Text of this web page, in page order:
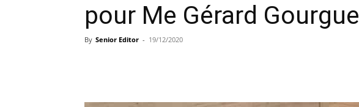
pour Me Gérard Gourgue
By Senior Editor - 19/12/2020